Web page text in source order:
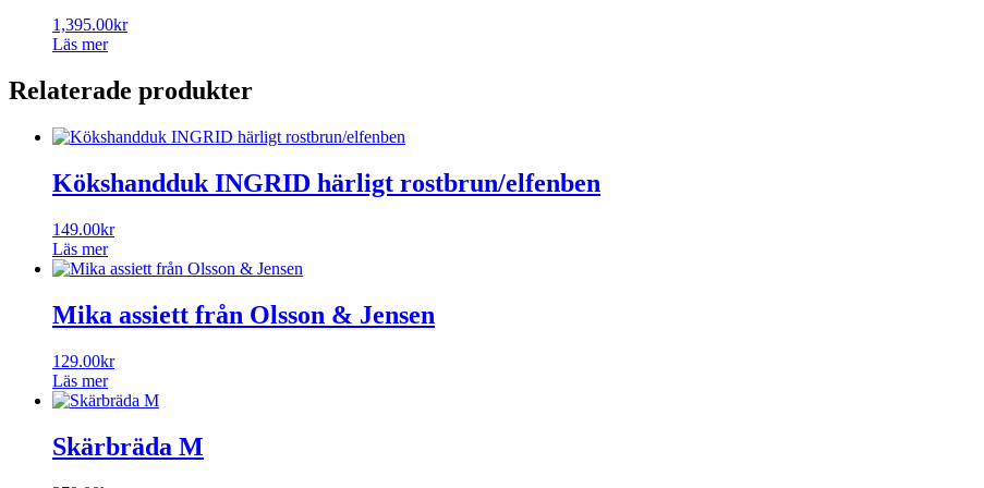
1,395.00kr
Läs mer
Relaterade produkter
Kökshandduk INGRID härligt rostbrun/elfenben
149.00kr
Läs mer
Mika assiett från Olsson & Jensen
129.00kr
Läs mer
Skärbräda M